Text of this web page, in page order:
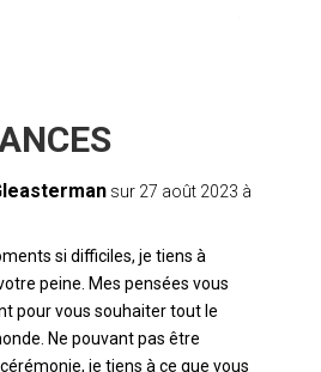
sur 27 août 2023 à
si difficiles, je tiens à
peine. Mes pensées vous
pour vous souhaiter tout le
Ne pouvant pas être
je tiens à ce que vous